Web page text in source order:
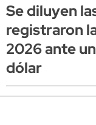
Se diluyen
registraron
2026 ante
dólar